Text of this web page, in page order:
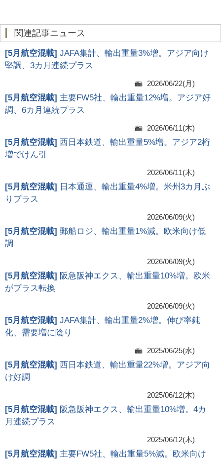
関連記事ニュース
[5月航空混載] JAFA集計、輸出重量3%増。アジア向け
堅調、3カ月連続プラス
2026/06/22(月)
[5月航空混載] 主要FW5社、輸出重量12%増。アジア好
調、6カ月連続プラス
2026/06/11(木)
[5月航空混載] 西日本鉄道、輸出重量5%増。アジア2桁
増でけん引
2026/06/11(木)
[5月航空混載] 日本通運、輸出重量4%増。米州3カ月ぶ
りプラス
2026/06/09(火)
[5月航空混載] 郵船ロジ、輸出重量1%減。欧米向け低
調
2026/06/09(火)
[5月航空混載] 阪急阪神エクス、輸出重量10%増。欧米
がプラス転換
2026/06/09(火)
[5月航空混載] JAFA集計、輸出重量2%増。伸び率鈍
化、需要増に陰り
2025/06/25(水)
[5月航空混載] 西日本鉄道、輸出重量22%増。アジア向
け好調
2025/06/12(木)
[5月航空混載] 阪急阪神エクス、輸出重量10%増。4カ
月連続プラス
2025/06/12(木)
[5月航空混載] 主要FW5社、輸出重量5%減。欧米向け